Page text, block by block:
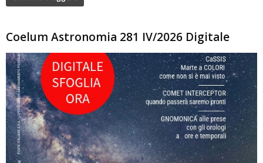
Coelum Astronomia 281 IV/2026 Digitale